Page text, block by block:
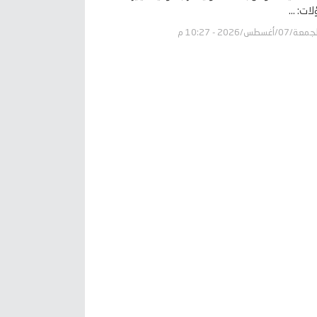
...
الجمعة/07/أغسطس/2026 - 10:27 م